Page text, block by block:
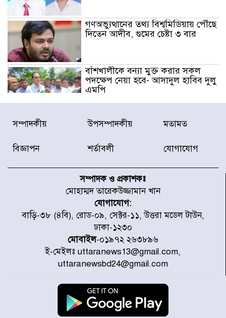
গণঅভ্যুত্থানের তথ্য বিশ্বমিডিয়ায় পৌঁছে
দিতেন আদীব, গুমের চেষ্টা ৩ বার
বাঁশখালীকে বন্যা মুক্ত করার সকল
পদক্ষেপ নেয়া হবে- আসাদুল হাবিব দুলু
এমপি
বিদ্যুৎ-জ্বালানি খাতে অস্থিরতা তৈরির
চেষ্টা করছে একটি চক্র : প্রধানমন্ত্রী
৫ আহত, চীনে বন্দর বন্ধ
চিকিৎসা খাতে জিডিপির ৫ শতাংশ
বরাদ্দের ঘোষণা স্থানীয় সরকার মন্ত্রীর
জুলাই জাদুঘর ঘুরে দেখলেন এনসিপি
নেতারা
যুক্তরাষ্ট্রে দাবানল নেভাতে গিয়ে
হেলিকপ্টার বিধ্বস্ত, নিহত ১
সম্পাদকীয় উপসম্পাদকীয় মতামত
বিজ্ঞাপন শর্তাবলী যোগাযোগ
সম্পাদক ও প্রকাশকঃ
মোহাম্মদ তারেকউজ্জামান খান
যোগাযোগ:
বাড়ি-৩৮ (৪বি), রোড-০৯, সেক্টর-১১, উত্তরা মডেল টাউন,
ঢাকা-১২৩০
মোবাইল-০১৯৭২ ২৬৩৮৯৬
ই-মেইলঃ uttaranews13@gmail.com,
uttaranewsbd24@gmail.com